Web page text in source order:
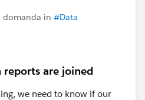
domanda in #Data
are joined
we need to know if our